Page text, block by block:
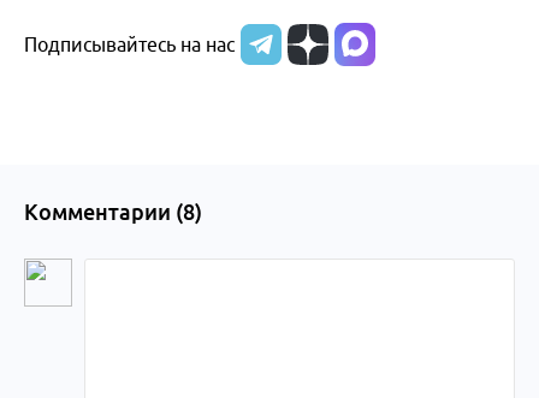
Алтайского
Подписывайтесь на нас
Комментарии (8)